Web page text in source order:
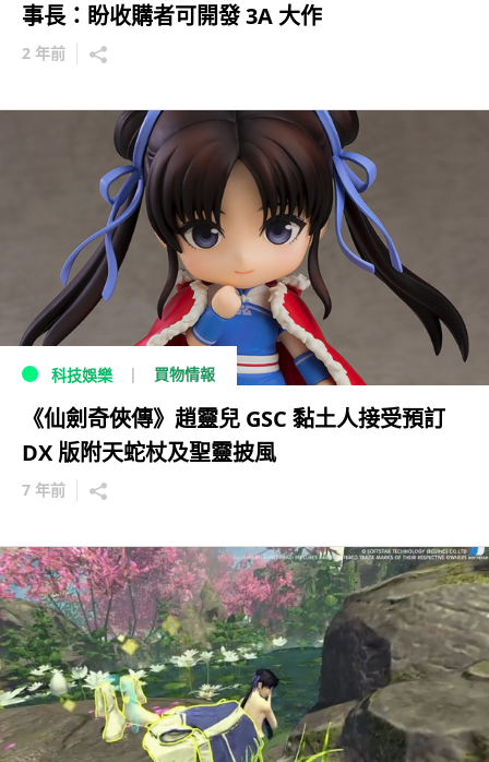
事長：盼收購者可開發 3A 大作
2 年前
科技娛樂 買物情報
《仙劍奇俠傳》趙靈兒 GSC 黏土人接受預訂
DX 版附天蛇杖及聖靈披風
7 年前